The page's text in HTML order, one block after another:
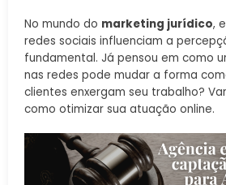
No mundo do marketing jurídico,
redes sociais influenciam a
fundamental. Já pensou em como
nas redes pode mudar a forma
clientes enxergam seu trabalho?
como otimizar sua atuação online.